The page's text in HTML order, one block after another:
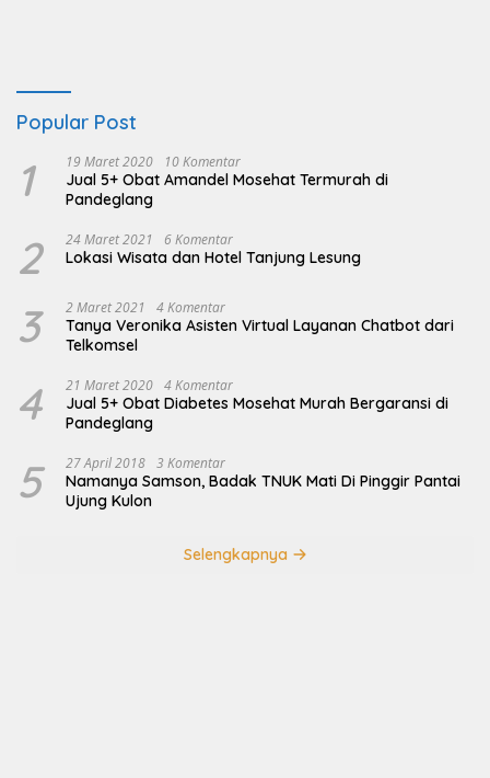
Popular Post
1 19 Maret 2020 10 Komentar
Jual 5+ Obat Amandel Mosehat Termurah di
Pandeglang
2 24 Maret 2021 6 Komentar
Lokasi Wisata dan Hotel Tanjung Lesung
3 2 Maret 2021 4 Komentar
Tanya Veronika Asisten Virtual Layanan Chatbot dari
Telkomsel
4 21 Maret 2020 4 Komentar
Jual 5+ Obat Diabetes Mosehat Murah Bergaransi di
Pandeglang
5 27 April 2018 3 Komentar
Namanya Samson, Badak TNUK Mati Di Pinggir Pantai
Ujung Kulon
Selengkapnya